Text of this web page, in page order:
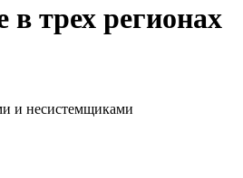
трех регионах
и несистемщиками